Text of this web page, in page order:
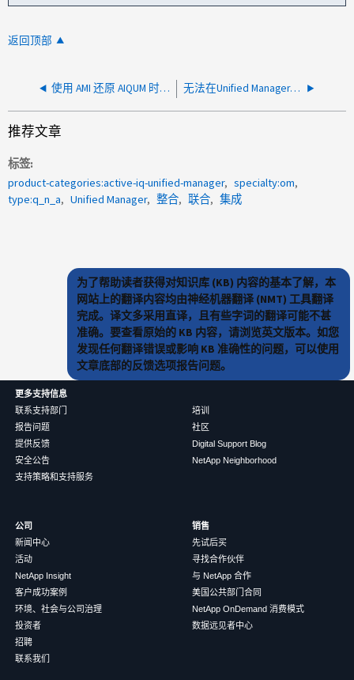
返回顶部
使用 AMI 还原 AIQUM 时可以使用不同的 IP 地址吗？ 无法在Unified Manager中生成支持包
推荐文章
标签
product-categories:active-iq-unified-manager
specialty:om
type:q_n_a
Unified Manager 整合 联合 集成
为了帮助读者获得对知识库 (KB) 内容的基本了解，本
网站上的翻译内容均由神经机器翻译 (NMT) 工具翻译
完成。译文多采用直译，且有些字词的翻译可能不甚
准确。要查看原始的 KB 内容，请浏览英文版本。如您
发现任何翻译错误或影响 KB 准确性的问题，可以使用
文章底部的反馈选项报告问题。
更多支持信息
联系支持部门
报告问题
提供反馈
安全公告
支持策略和支持服务
培训
社区
Digital Support Blog
NetApp Neighborhood
公司
新闻中心
活动
NetApp Insight
客户成功案例
环境、社会与公司治理
投资者
招聘
联系我们
销售
先试后买
寻找合作伙伴
与 NetApp 合作
美国公共部门合同
NetApp OnDemand 消费模式
数据远见者中心